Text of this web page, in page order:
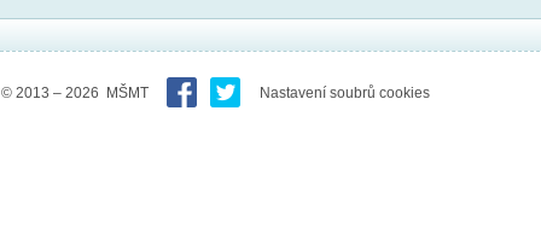
© 2013 – 2026 MŠMT Nastavení soubrů cookies